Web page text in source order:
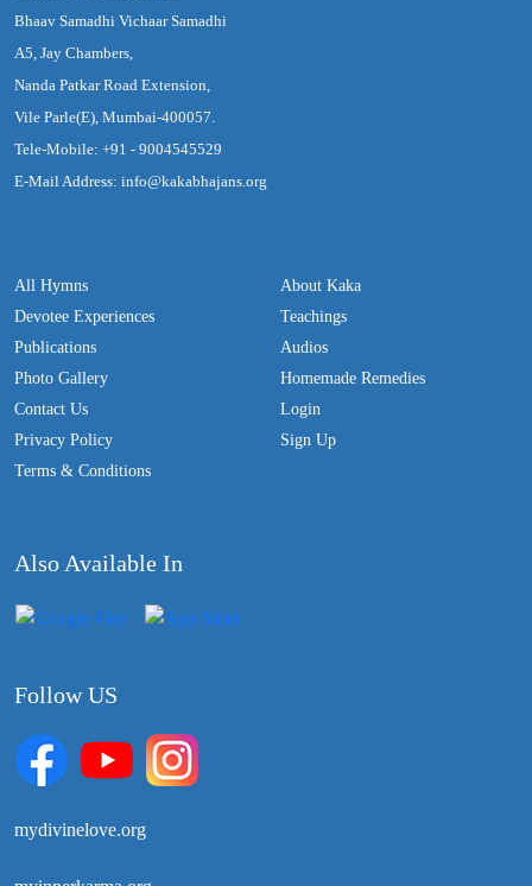
Bhaav Samadhi Vichaar Samadhi
A5, Jay Chambers,
Nanda Patkar Road Extension,
Vile Parle(E), Mumbai-400057.
Tele-Mobile: +91 - 9004545529
E-Mail Address: info@kakabhajans.org
All Hymns
Devotee Experiences
Publications
Photo Gallery
Contact Us
Privacy Policy
Terms & Conditions
About Kaka
Teachings
Audios
Homemade Remedies
Login
Sign Up
Also Available In
Follow US
mydivinelove.org